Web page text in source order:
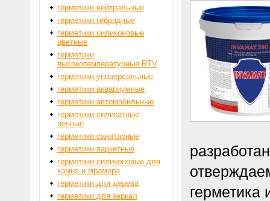
герметика
герметики нейтральные
герметики гибридные
герметики силиконовые
цветные
герметики
высокотемпературные RTV
герметики универсальные
герметики аквариумные
герметики автомобильные
герметики силикатные
печные
герметики санитарные
герметики паркетные
герметики силиконовые для
камня и мрамора
герметики для дерева
герметики для зеркал